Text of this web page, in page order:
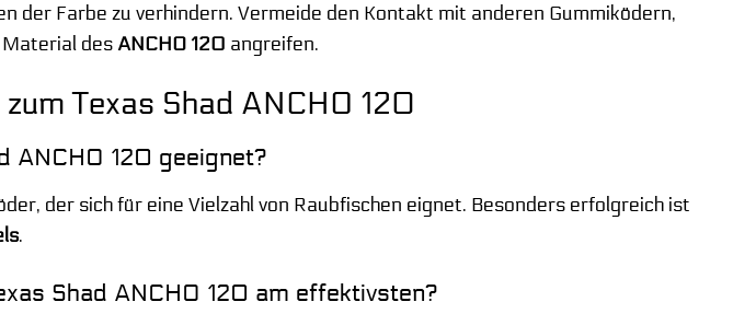
der Farbe zu verhindern. Vermeide den Kontakt mit anderen Gummiködern,
Material desANCHO 120 angreifen.
Texas Shad ANCHO 120
ANCHO 120 geeignet?
der sich für eine Vielzahl von Raubfischen eignet. Besonders erfolgreich ist
.
Shad ANCHO 120 am effektivsten?